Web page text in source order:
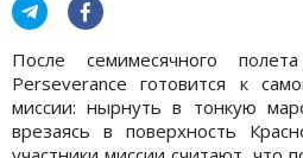
После семимесячного
Perseverance готовится к
миссии: нырнуть в тонкую
врезаясь в поверхность